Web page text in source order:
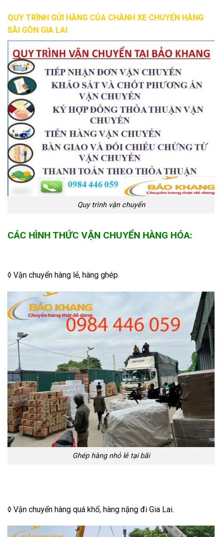
QUY TRÌNH GỬI HÀNG CỦA CHÀNH XE CHUYỂN HÀNG
SÀI GÒN GIA LAI
Quy trình vận chuyển
CÁC HÌNH THỨC VẬN CHUYỂN HÀNG HÓA:
◊ Vận chuyển hàng lẻ, hàng ghép.
Ghép hàng nhỏ lẻ tại bãi
◊ Vận chuyển hàng quá khổ, hàng nặng đi Gia Lai.